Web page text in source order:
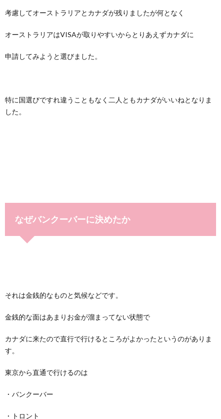
考慮してオーストラリアとカナダが残りましたが何となく
オーストラリアはVISAが取りやすいからとりあえずカナダに
申請してみようと選びました。
特に国選びですれ違うこともなく二人ともカナダがいいねとなりま
した。
なぜバンクーバーに決めたか
それは金銭的なものと気候などです。
金銭的な面はあまりお金が溜まってない状態で
カナダに来たので直行で行けるところがよかったというのがありま
す。
東京から直通で行けるのは
・バンクーバー
・トロント